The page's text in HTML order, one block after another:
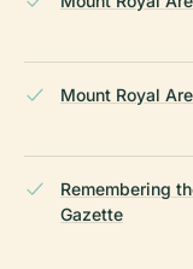
Mount Royal
Remembering
Gazette